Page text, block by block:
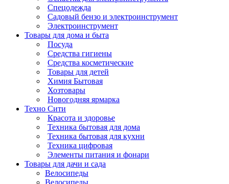
Спецодежда
Садовый бензо и электроинструмент
Электроинструмент
Товары для дома и быта
Посуда
Средства гигиены
Средства косметические
Товары для детей
Химия Бытовая
Хозтовары
Новогодняя ярмарка
Техно Сити
Красота и здоровье
Техника бытовая для дома
Техника бытовая для кухни
Техника цифровая
Элементы питания и фонари
Товары для дачи и сада
Велосипеды
Велосипеды